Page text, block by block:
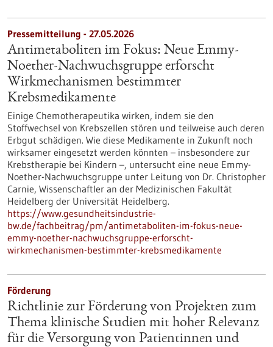
Pressemitteilung - 27.05.2026
Antimetaboliten im Fokus: Neue Emmy-
Noether-Nachwuchsgruppe erforscht
Wirkmechanismen bestimmter
Krebsmedikamente
Einige Chemotherapeutika wirken, indem sie den
Stoffwechsel von Krebszellen stören und teilweise auch deren
Erbgut schädigen. Wie diese Medikamente in Zukunft noch
wirksamer eingesetzt werden könnten – insbesondere zur
Krebstherapie bei Kindern –, untersucht eine neue Emmy-
Noether-Nachwuchsgruppe unter Leitung von Dr. Christopher
Carnie, Wissenschaftler an der Medizinischen Fakultät
Heidelberg der Universität Heidelberg.
https://www.gesundheitsindustrie-
bw.de/fachbeitrag/pm/antimetaboliten-im-fokus-neue-
emmy-noether-nachwuchsgruppe-erforscht-
wirkmechanismen-bestimmter-krebsmedikamente
Förderung
Richtlinie zur Förderung von Projekten zum
Thema klinische Studien mit hoher Relevanz
für die Versorgung von Patientinnen und